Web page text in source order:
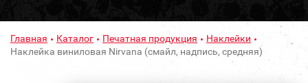
Главная Каталог Печатная продукция
Наклейки
Наклейка виниловая Nirvana (смайл, надпись, средняя)